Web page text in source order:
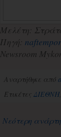
Μελέτη:
Πηγή:
Newsroom
Αναρτήθηκε από
Ετικέτες ΔΙΕΘΝΗ
Νεότερη